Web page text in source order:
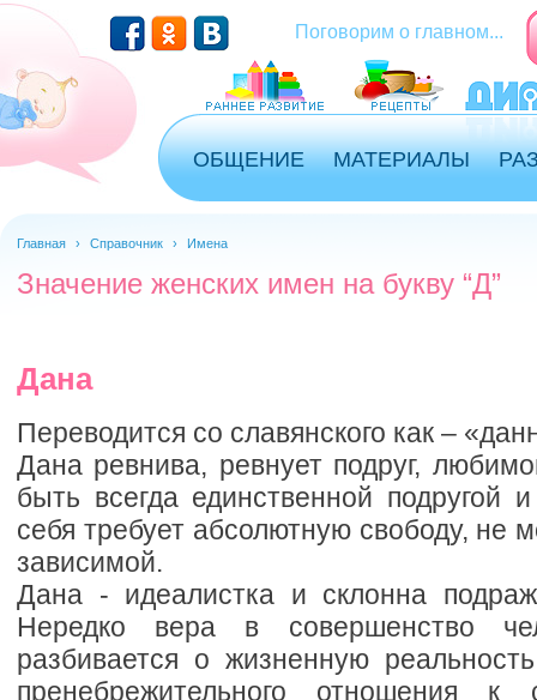
Поговорим о главном...
ОБЩЕНИЕ МАТЕРИАЛЫ
Главная › Справочник › Имена
Значение женских имен на букву “Д”
Дана
Переводится со славянского как –
Дана ревнива, ревнует подруг,
быть всегда единственной подругой
себя требует абсолютную свободу, не
зависимой.
Дана - идеалистка и склонна
Нередко вера в совершенство
разбивается о жизненную
пренебрежительного отношения